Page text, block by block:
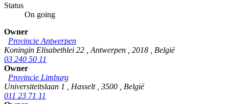
Status
On going
Owner
Provincie Antwerpen
Koningin Elisabethlei 22
Antwerpen 2018
België
03 240 50 11
Owner
Provincie Limburg
Universiteitslaan 1
Hasselt 3500
België
011 23 71 11